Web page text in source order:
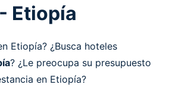
Etiopía
Etiopía? ¿Busca hoteles
? ¿Le preocupa su presupuesto
en Etiopía?